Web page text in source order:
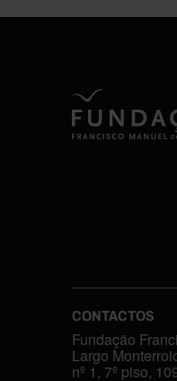
CONTACTOS
Fundação
Largo
nº 1, 7º piso,